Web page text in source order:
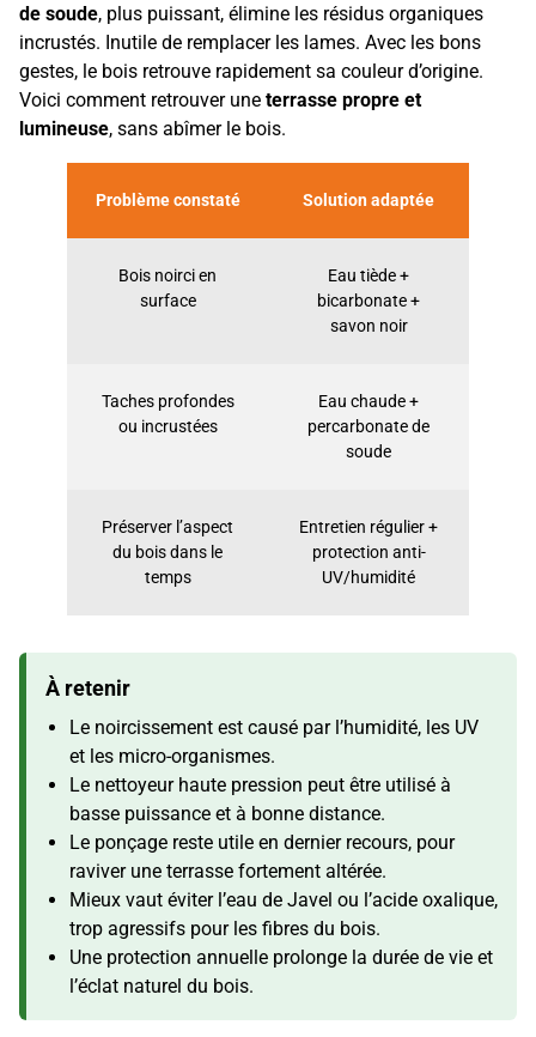
de soude, plus puissant, élimine les résidus organiques
incrustés. Inutile de remplacer les lames. Avec les bons
gestes, le bois retrouve rapidement sa couleur d’origine.
Voici comment retrouver une terrasse propre et
lumineuse, sans abîmer le bois.
Problème constaté Solution adaptée
Bois noirci en
surface
Eau tiède +
bicarbonate +
savon noir
Taches profondes
ou incrustées
Eau chaude +
percarbonate de
soude
Préserver l’aspect
du bois dans le
temps
Entretien régulier +
protection anti-
UV/humidité
À retenir
Le noircissement est causé par l’humidité, les UV
et les micro-organismes.
Le nettoyeur haute pression peut être utilisé à
basse puissance et à bonne distance.
Le ponçage reste utile en dernier recours, pour
raviver une terrasse fortement altérée.
Mieux vaut éviter l’eau de Javel ou l’acide oxalique,
trop agressifs pour les fibres du bois.
Une protection annuelle prolonge la durée de vie et
l’éclat naturel du bois.